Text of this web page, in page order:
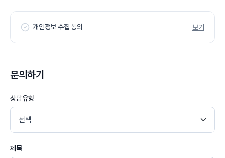
개인정보 수집 동의 보기
문의하기
상담유형
제목